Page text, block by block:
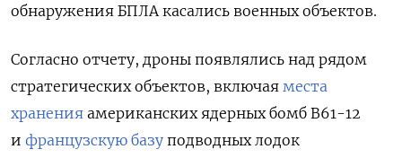
обнаружения БПЛА касались военных объектов.
Согласно отчету, дроны появлялись над рядом
стратегических объектов, включая места
хранения американских ядерных бомб B61-12
и французскую базу подводных лодок